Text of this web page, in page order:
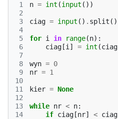
1
2
3
4
5
6
7
8
9
10
11
12
13
14
n = int (input ())
ciag = input () . split ()
for i in range(n):
ciag [i ] = int (ciag
wyn = 0
nr = 1
kier = None
while nr < n:
if ciag [nr] < ciag